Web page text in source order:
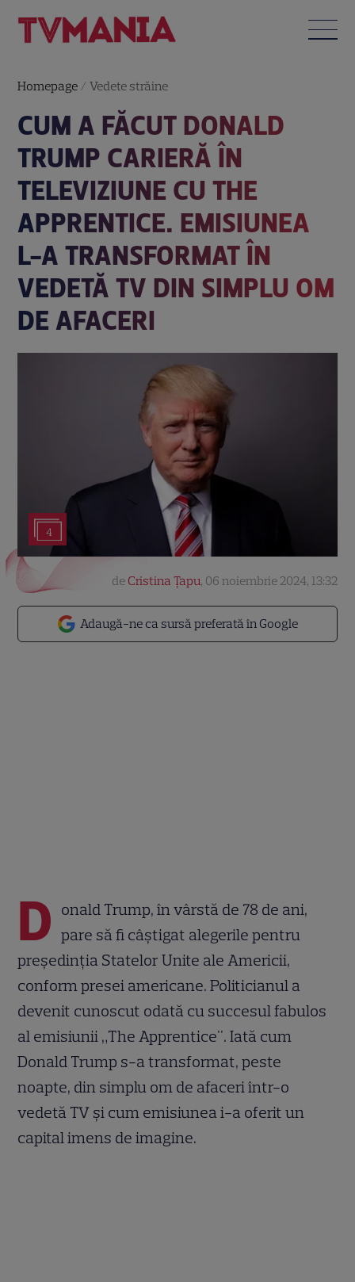
Homepage /Vedete străine
CUM A FĂCUT DONALD
TRUMP CARIERĂ ÎN
TELEVIZIUNE CU THE
APPRENTICE. EMISIUNEA
L-A TRANSFORMAT ÎN
VEDETĂ TV DIN SIMPLU OM
DE AFACERI
4
Adaugă-ne ca sursă preferată în Google
de Cristina Țapu, 06 noiembrie 2024, 13:32
D onald Trump, în vârstă de 78 de ani,
pare să fi câștigat alegerile pentru
președinția Statelor Unite ale Americii,
conform presei americane. Politicianul a
devenit cunoscut odată cu succesul fabulos
al emisiunii „The Apprentice". Iată cum
Donald Trump s-a transformat, peste
noapte, din simplu om de afaceri într-o
vedetă TV și cum emisiunea i-a oferit un
capital imens de imagine.